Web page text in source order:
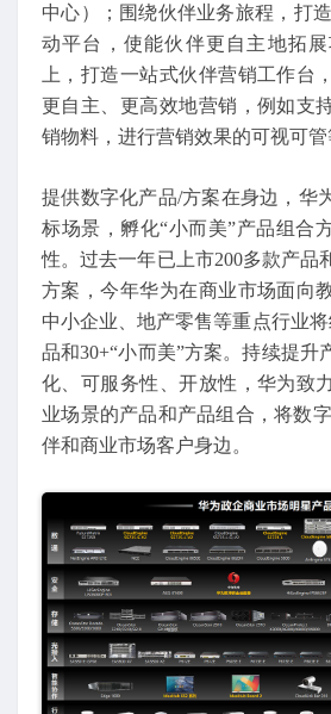
中心）；围绕伙伴业务旅程，打
动平台，使能伙伴更自主地拓
上，打造一站式伙伴营销工作台
更自主、更高效地营销，例如支
销物料，进行营销效果的可视可管
提供数字化产品/方案在身边，华
标场景，孵化“小而美”产品组合
性。过去一年已上市200多款产品
方案，今年华为在商业市场面向
中小企业、地产零售等重点行业
品和30+“小而美”方案。持续提升
化、可服务性、开放性，华为致
业场景的产品和产品组合，将数
伴和商业市场客户身边。